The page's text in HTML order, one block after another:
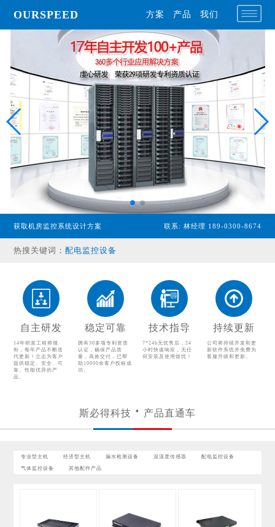
OURSPEED 方案 产品 我们
获取机房监控系统设计方案 联系: 林经理 189-0300-8674
热搜关键词：
专业型主机
经济型主机
漏水检测设备
配电监控设备
其他配件产品
自主研发
14年研发工程师领
衔，每年产品不断迭
代更新！立志为客户
提供稳定、安全、可
靠、性能优异的产
品。
稳定可靠
拥有30多项专利资质
认证，确保产品质
量，高效交付，已帮
助10000余客户投标成
功。
技术指导
7*24h无忧售后，24
小时快速响应，无任
何安装及使用烦忧！
持续更新
公司将持续开发和更
新软件系统并免费为
客服升级和更新。
斯必得科技 产品直通车
专业型主机 经济型主机 漏水检测设备 温湿度传感器 配电监控设备
气体监控设备 其他配件产品